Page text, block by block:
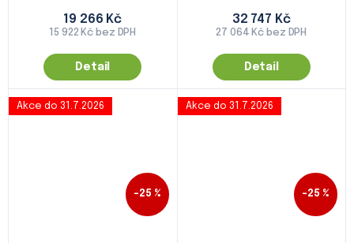
15 922 Kč bez DPH
19 266 Kč
Detail
27 064 Kč bez DPH
32 747 Kč
Detail
Akce do 31.7.2026
–25 %
Akce do 31.7.2026
–25 %